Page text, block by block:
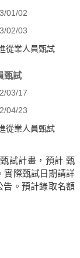
01/02
02/03
從業人員甄試
甄試
03/17
04/23
從業人員甄試
試計畫，預計 甄
實際甄試日期請詳
告。預計錄取名額